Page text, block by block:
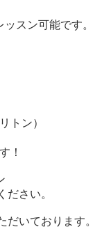
スン可能です。
トン）
！
ださい。
いております。